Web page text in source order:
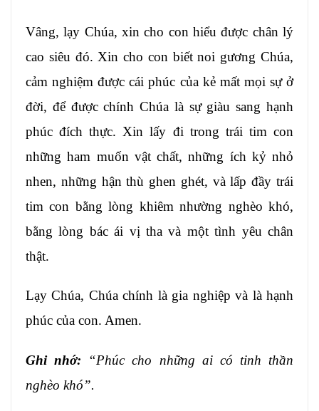
Vâng, lạy Chúa, xin cho con hiểu được chân lý
cao siêu đó. Xin cho con biết noi gương Chúa,
cảm nghiệm được cái phúc của kẻ mất mọi sự ở
đời, để được chính Chúa là sự giàu sang hạnh
phúc đích thực. Xin lấy đi trong trái tim con
những ham muốn vật chất, những ích kỷ nhỏ
nhen, những hận thù ghen ghét, và lấp đầy trái
tim con bằng lòng khiêm nhường nghèo khó,
bằng lòng bác ái vị tha và một tình yêu chân
thật.
Lạy Chúa, Chúa chính là gia nghiệp và là hạnh
phúc của con. Amen.
Ghi nhớ:
“Phúc cho những ai có tinh thần
nghèo khó”.